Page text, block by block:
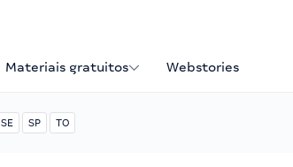
Materiais gratuitos Webstories
SE SP TO